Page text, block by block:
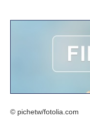
© pichetw/fotolia.com